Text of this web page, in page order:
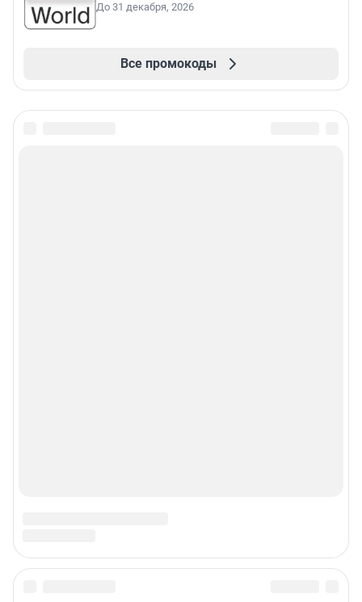
До 31 декабря, 2026
Все промокоды